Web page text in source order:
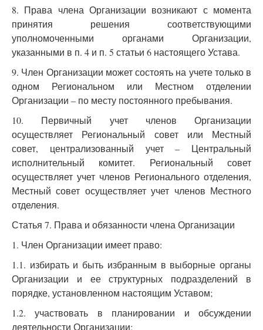
8. Права члена Организации возникают с момента
принятия решения соответствующими
уполномоченными органами Организации,
указанными в п. 4 и п. 5 статьи 6 настоящего Устава.
9. Член Организации может состоять на учете только в
одном Региональном или Местном отделении
Организации – по месту постоянного пребывания.
10. Первичный учет членов Организации
осуществляет Региональный совет или Местный
совет, централизованный учет – Центральный
исполнительный комитет. Региональный совет
осуществляет учет членов Регионального отделения,
Местный совет осуществляет учет членов Местного
отделения.
Статья 7. Права и обязанности члена Организации
1. Член Организации имеет право:
1.1. избирать и быть избранным в выборные органы
Организации и ее структурных подразделений в
порядке, установленном настоящим Уставом;
1.2. участвовать в планировании и обсуждении
деятельности Организации;